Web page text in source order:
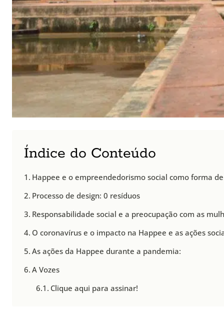
Índice do Conteúdo
Happee e o empreendedorismo social como forma
Processo de design: 0 resíduos
Responsabilidade social e a preocupação com as
O coronavírus e o impacto na Happee e as ações
As ações da Happee durante a pandemia:
A Vozes
Clique aqui para assinar!